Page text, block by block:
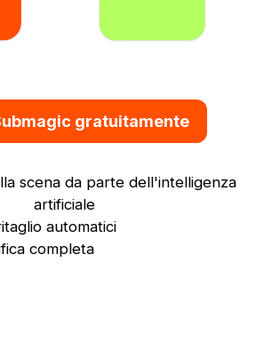
gratuitamente
scena da parte dell'intelligenza
artificiale
automatici
completa